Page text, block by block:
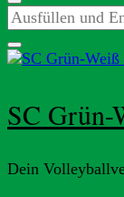
Suchst
du
nach
etwas?
SC Grün-
Dein